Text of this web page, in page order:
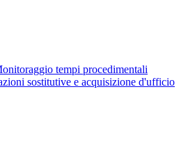
tempi procedimentali
sostitutive e acquisizione d'ufficio